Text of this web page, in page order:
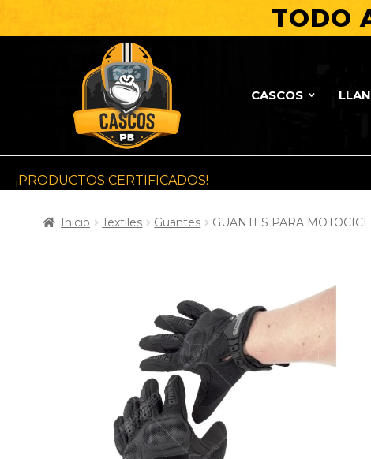
TODO
CASCOS
¡PRODUCTOS CERTIFICADOS!
Inicio Textiles Guantes GUANTES PARA